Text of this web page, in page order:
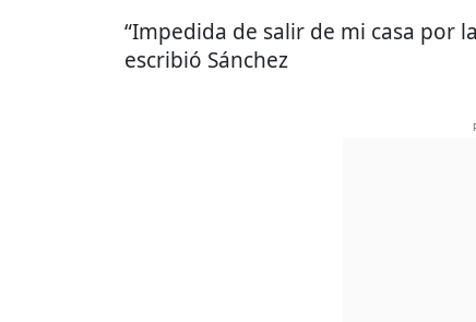
“Impedida de salir de mi casa por
escribió Sánchez